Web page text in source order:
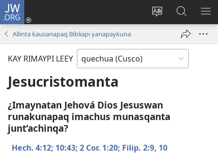
JW.ORG
Direccionpi
Sutiykiwan
jaykuy
nueva
JW.ORG
nisqapi
maskhay
Allinta kausanapaq Bibliapi yanapaykuna
KAY RIMAYPI LEEY
Jesucristomanta
¿Imaynatan Jehová Dios Jesuswan
runakunapaq imachus munasqanta
junt’achinqa?
Hech. 4:12; 10:43; 2 Cor. 1:20; Filip. 2:​9, 10